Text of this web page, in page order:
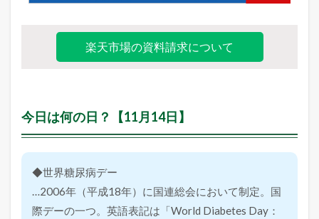
楽天市場の資料請求について
今日は何の日？【11月14日】
◆世界糖尿病デー
…2006年（平成18年）に国連総会において制定。国
際デーの一つ。英語表記は「World Diabetes Day：